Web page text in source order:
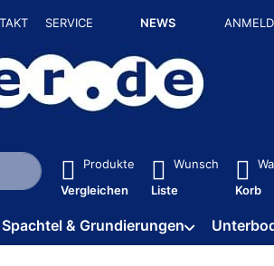
SERVICE NEWS
erste Ergebnisse. Drücken Sie die
Produkte
Vergleichen
Wunsch
Liste
Korb
Spachtel & Grundierungen